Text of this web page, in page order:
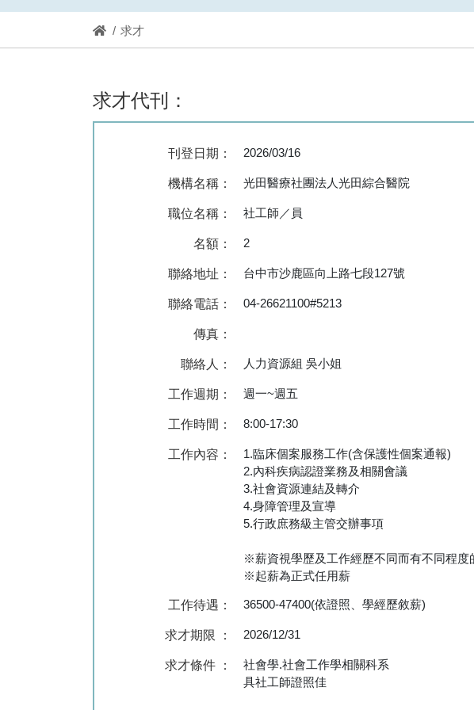
求才
求才代刊：
刊登日期： 2026/03/16
機構名稱： 光田醫療社團法人光田綜合醫院
職位名稱： 社工師／員
名額： 2
聯絡地址： 台中市沙鹿區向上路七段127號
聯絡電話： 04-26621100#5213
傳真：
聯絡人： 人力資源組 吳小姐
工作週期： 週一~週五
工作時間： 8:00-17:30
工作內容：
1.臨床個案服務工作(含保護性個案通報)
2.內科疾病認證業務及相關會議
3.社會資源連結及轉介
4.身障管理及宣導
5.行政庶務級主管交辦事項
※薪資視學歷及工作經歷不同而有不同程度
※起薪為正式任用薪
工作待遇： 36500-47400(依證照、學經歷敘薪)
求才期限 ： 2026/12/31
求才條件 ：
社會學.社會工作學相關科系
具社工師證照佳